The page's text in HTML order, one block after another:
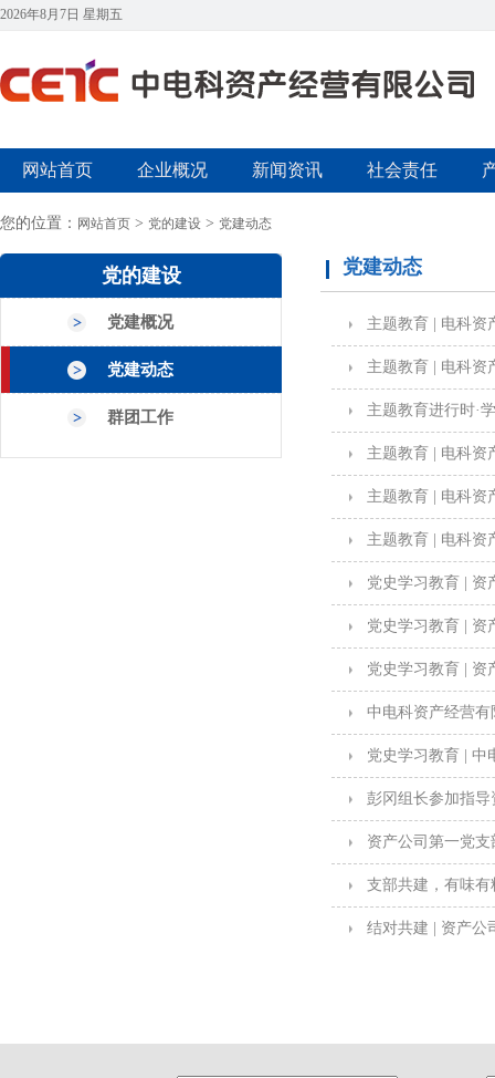
2026年8月7日 星期五
网站首页 企业概况 新闻资讯 社会责任
您的位置： 网站首页 > 党的建设 > 党建动态
党的建设
党建概况
党建动态
群团工作
党建动态
主题教育 | 电科资
主题教育 | 电科资
主题教育进行时·
主题教育 | 电科资
主题教育 | 电科资
主题教育 | 电科资
党史学习教育 | 资
党史学习教育 | 资
党史学习教育 | 资
中电科资产经营有
党史学习教育 | 中
彭冈组长参加指导
资产公司第一党
支部共建，有味
结对共建 | 资产公